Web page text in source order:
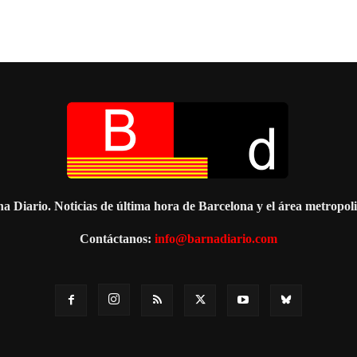
Diario. Noticias de última hora de Barcelona y el área
Contáctanos: info@barnadiario.com